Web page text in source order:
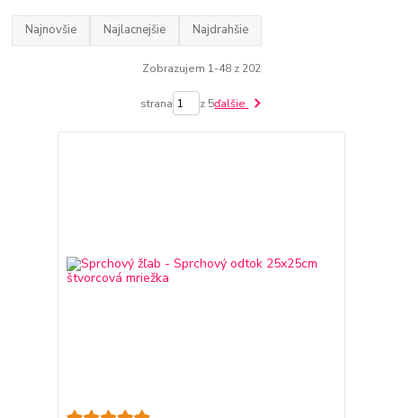
Najnovšie Najlacnejšie Najdrahšie
Zobrazujem 1-48 z 202
strana z 5ďalšie